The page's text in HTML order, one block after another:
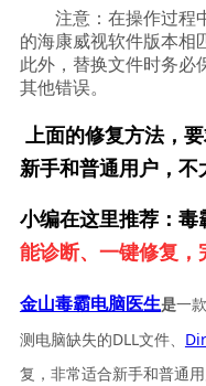
的海康威视软件版本相
此外，替换文件时务必
其他错误。
上面的修复方法，
新手和普通用户，不
小编在这里推荐：毒
能诊断、一键修复，
金山毒霸电脑医生是一款
测电脑缺失的DLL文件、
复，非常适合新手和普通用